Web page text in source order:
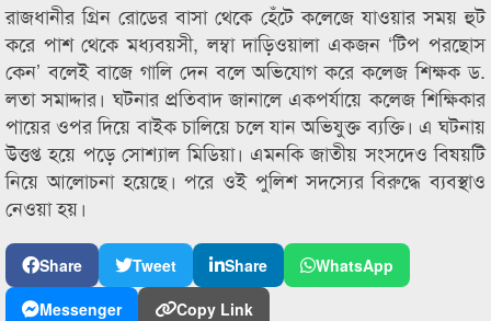
রাজধানীর গ্রিন রোডের বাসা থেকে হেঁটে কলেজে যাওয়ার সময় হুট
করে পাশ থেকে মধ্যবয়সী, লম্বা দাড়িওয়ালা একজন ‘টিপ পরছোস
কেন’ বলেই বাজে গালি দেন বলে অভিযোগ করে কলেজ শিক্ষক ড.
লতা সমাদ্দার। ঘটনার প্রতিবাদ জানালে একপর্যায়ে কলেজ শিক্ষিকার
পায়ের ওপর দিয়ে বাইক চালিয়ে চলে যান অভিযুক্ত ব্যক্তি। এ ঘটনায়
উত্তপ্ত হয়ে পড়ে সোশ্যাল মিডিয়া। এমনকি জাতীয় সংসদেও বিষয়টি
নিয়ে আলোচনা হয়েছে। পরে ওই পুলিশ সদস্যের বিরুদ্ধে ব্যবস্থাও
নেওয়া হয়।
Share Tweet Share
WhatsApp
Messenger
Copy Link